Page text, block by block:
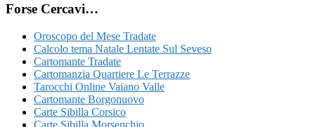
Forse Cercavi…
Oroscopo del Mese Tradate
Calcolo tema Natale Lentate Sul Seveso
Cartomante Tradate
Cartomanzia Quartiere Le Terrazze
Tarocchi Online Vaiano Valle
Cartomante Borgonuovo
Carte Sibilla Corsico
Carte Sibilla Morsenchio